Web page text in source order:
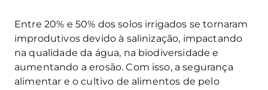
Entre 20% e 50% dos solos irrigados se tornaram
improdutivos devido à salinização, impactando
na qualidade da água, na biodiversidade e
aumentando a erosão. Com isso, a segurança
alimentar e o cultivo de alimentos de pelo